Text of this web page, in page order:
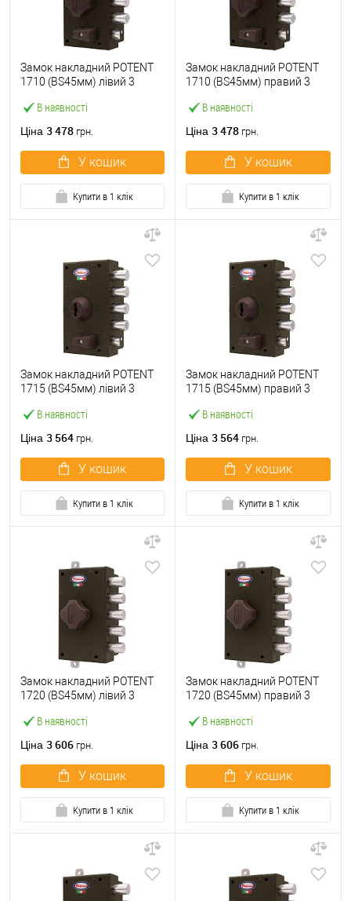
В наявності
Замок накладний POTENT
1710 (BS45мм) лівий 3
Ціна 3 478 грн.
У кошик
Купити в 1 клік
В наявності
Замок накладний POTENT
1710 (BS45мм) правий 3
Ціна 3 478 грн.
У кошик
Купити в 1 клік
В наявності
Замок накладний POTENT
1715 (BS45мм) лівий 3
Ціна 3 564 грн.
У кошик
Купити в 1 клік
В наявності
Замок накладний POTENT
1715 (BS45мм) правий 3
Ціна 3 564 грн.
У кошик
Купити в 1 клік
В наявності
Замок накладний POTENT
1720 (BS45мм) лівий 3
Ціна 3 606 грн.
У кошик
Купити в 1 клік
В наявності
Замок накладний POTENT
1720 (BS45мм) правий 3
Ціна 3 606 грн.
У кошик
Купити в 1 клік